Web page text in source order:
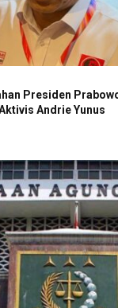
Presiden
Andrie Yunus